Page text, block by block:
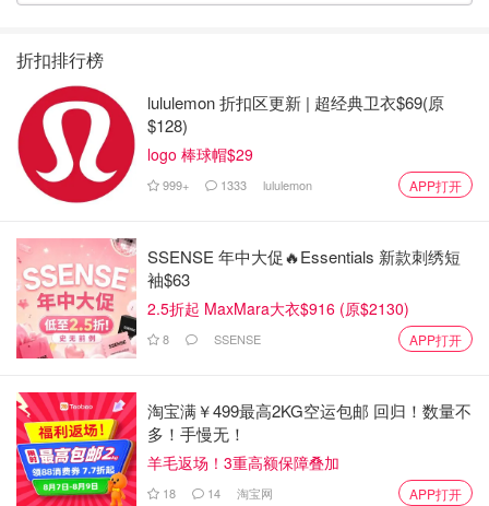
折扣排行榜
lululemon 折扣区更新 | 超经典卫衣$69(原
$128)
logo 棒球帽$29
999+ 1333 lululemon APP打开
SSENSE 年中大促🔥Essentials 新款刺绣短
袖$63
2.5折起 MaxMara大衣$916 (原$2130)
8 SSENSE APP打开
淘宝满￥499最高2KG空运包邮 回归！数量不
多！手慢无！
羊毛返场！3重高额保障叠加
18 14 淘宝网 APP打开